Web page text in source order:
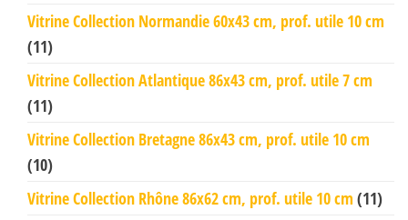
Vitrine Collection Normandie 60x43 cm, prof. utile 10 cm
(11)
Vitrine Collection Atlantique 86x43 cm, prof. utile 7 cm
(11)
Vitrine Collection Bretagne 86x43 cm, prof. utile 10 cm
(10)
Vitrine Collection Rhône 86x62 cm, prof. utile 10 cm (11)